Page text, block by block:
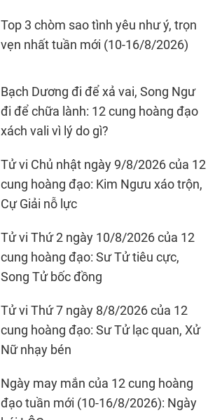
Top 3 chòm sao tình yêu như ý, trọn
vẹn nhất tuần mới (10-16/8/2026)
Bạch Dương đi để xả vai, Song Ngư
đi để chữa lành: 12 cung hoàng đạo
xách vali vì lý do gì?
Tử vi Chủ nhật ngày 9/8/2026 của 12
cung hoàng đạo: Kim Ngưu xáo trộn,
Cự Giải nỗ lực
Tử vi Thứ 2 ngày 10/8/2026 của 12
cung hoàng đạo: Sư Tử tiêu cực,
Song Tử bốc đồng
Tử vi Thứ 7 ngày 8/8/2026 của 12
cung hoàng đạo: Sư Tử lạc quan, Xử
Nữ nhạy bén
Ngày may mắn của 12 cung hoàng
đạo tuần mới (10-16/8/2026): Ngày